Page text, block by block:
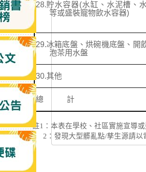
28.貯水容器(水缸、水泥槽、
等或盛裝寵物飲水容器)
29.冰箱底盤、烘碗機底盤、開
泡茶用水盤
30.其他
總 計
註1 ：本表在學校、社區實施宣導
2 ：發現大型髒亂點/孳生源請以